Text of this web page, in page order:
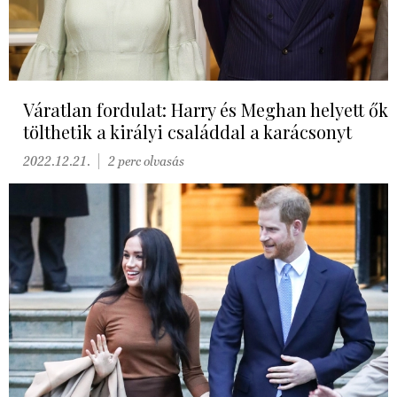
Váratlan fordulat: Harry és Meghan helyett ők
tölthetik a királyi családdal a karácsonyt
2022.12.21. 2 perc olvasás